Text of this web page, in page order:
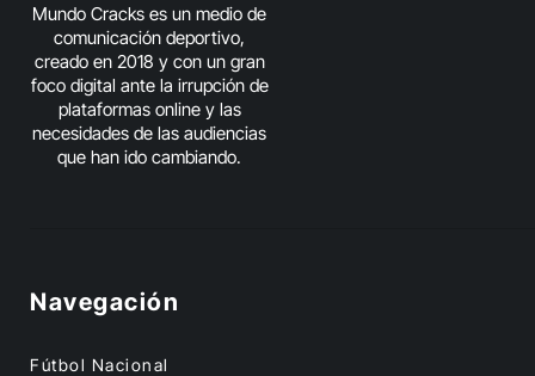
Mundo Cracks es un medio de
comunicación deportivo,
creado en 2018 y con un gran
foco digital ante la irrupción de
plataformas online y las
necesidades de las audiencias
que han ido cambiando.
Navegación
Fútbol Nacional